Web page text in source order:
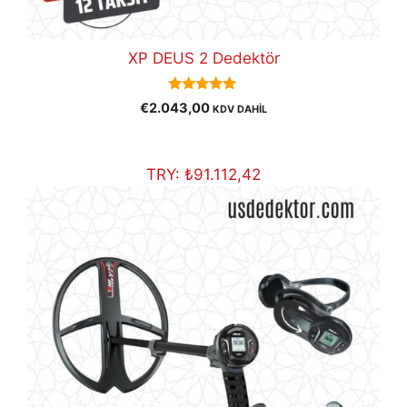
XP DEUS 2 Dedektör
5.00
out of 5
€2.043,00 KDV DAHİL
TRY: ₺91.112,42